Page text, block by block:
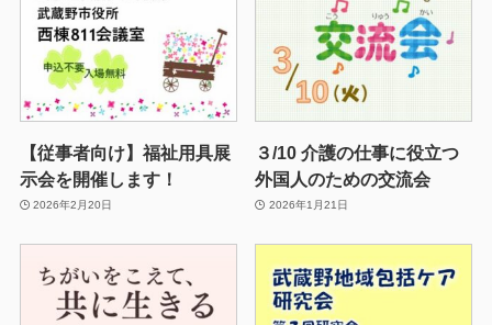
【従事者向け】福祉用具展
示会を開催します！
2026年2月20日
３/10 介護の仕事に役立つ
外国人のための交流会
2026年1月21日